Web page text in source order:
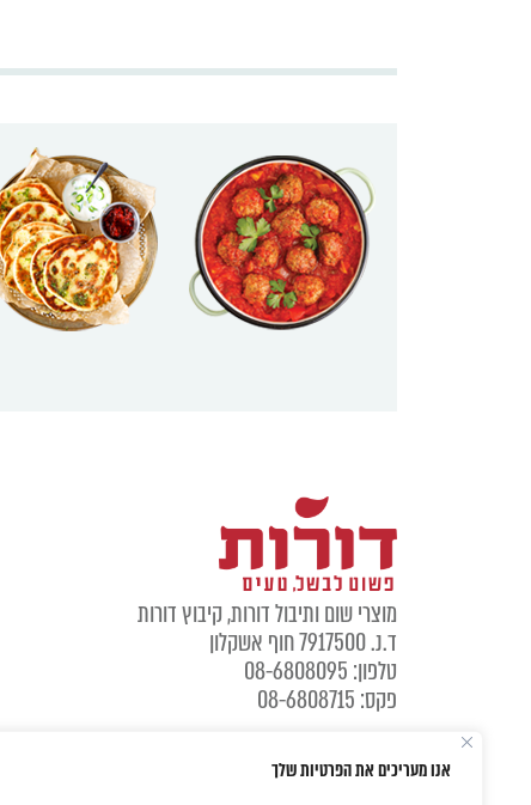
אנו מעריכים את הפרטיות שלך
מוצרי שום ותיבול דורות, קיבוץ דורות
ד.נ. 7917500 חוף אשקלון
טלפון: 08-6808095
פקס: 08-6808715